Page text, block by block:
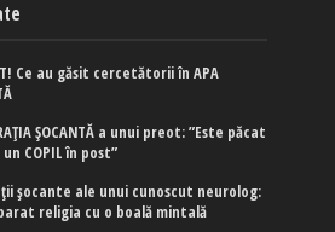
Ce au găsit cercetătorii în APA
ȘOCANTĂ a unui preot: ”Este păcat
COPIL în post”
şocante ale unui cunoscut neurolog:
religia cu o boală mintală